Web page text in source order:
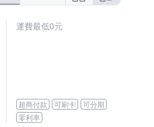
運費最低0元
超商付款 可刷卡
可分期
零利率